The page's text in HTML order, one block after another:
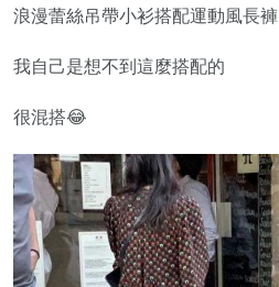
浪漫蕾絲吊帶小衫搭配運動風長褲
我自己是想不到這麼搭配的
很混搭😂